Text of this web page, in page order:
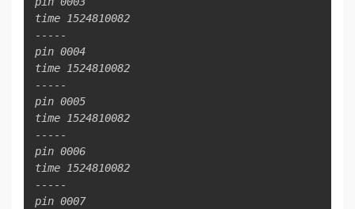
time 1524810082
-----
pin 0004
time 1524810082
-----
pin 0005
time 1524810082
-----
pin 0006
time 1524810082
-----
pin 0007